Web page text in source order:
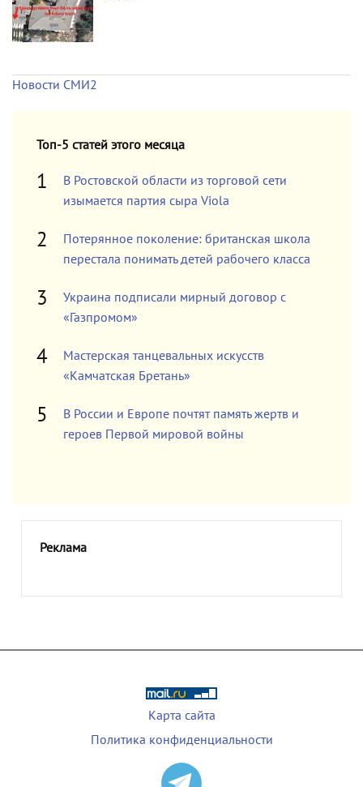
Новости СМИ2
Топ-5 статей этого месяца
В Ростовской области из торговой сети
изымается партия сыра Viola
Потерянное поколение: британская школа
перестала понимать детей рабочего класса
Украина подписали мирный договор с
«Газпромом»
Мастерская танцевальных искусств
«Камчатская Бретань»
В России и Европе почтят память жертв и
героев Первой мировой войны
Реклама
Карта сайта
Политика конфиденциальности